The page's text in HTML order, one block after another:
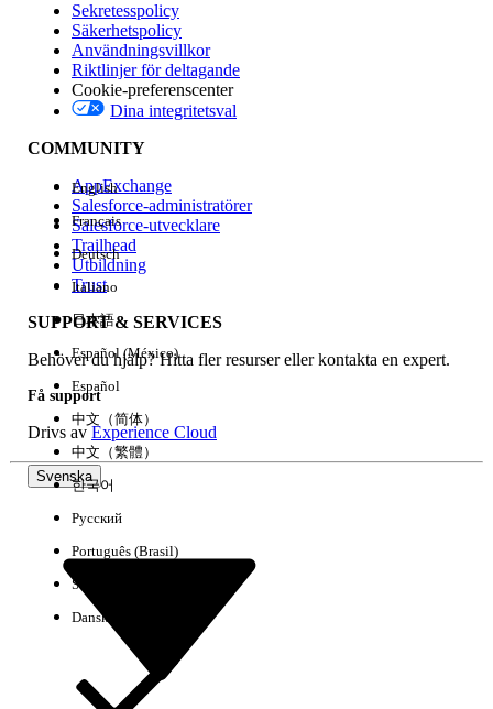
Version
Händelse
Rensa alla Klart
Sekretesspolicy
Säkerhetspolicy
Användningsvillkor
Riktlinjer för deltagande
Cookie-preferenscenter
Dina integritetsval
COMMUNITY
AppExchange
Salesforce-administratörer
Salesforce-utvecklare
Trailhead
Utbildning
Trust
SUPPORT & SERVICES
Behöver du hjälp? Hitta fler resurser eller kontakta en expert.
Få support
Drivs avExperience Cloud
Svenska
English
Français
Deutsch
Italiano
日本語
Español (México)
Español
中文（简体）
中文（繁體）
한국어
Русский
Português (Brasil)
Suomi
Dansk